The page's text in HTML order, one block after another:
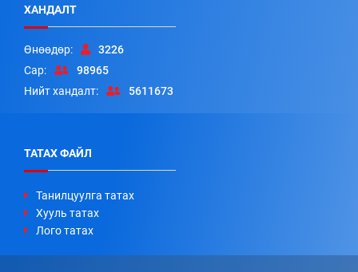
ХАНДАЛТ
Өнөөдөр:
3226
Сар:
98965
Нийт хандалт:
5611673
ТАТАХ ФАЙЛ
Танилцуулга татах
Хууль татах
Лого татах